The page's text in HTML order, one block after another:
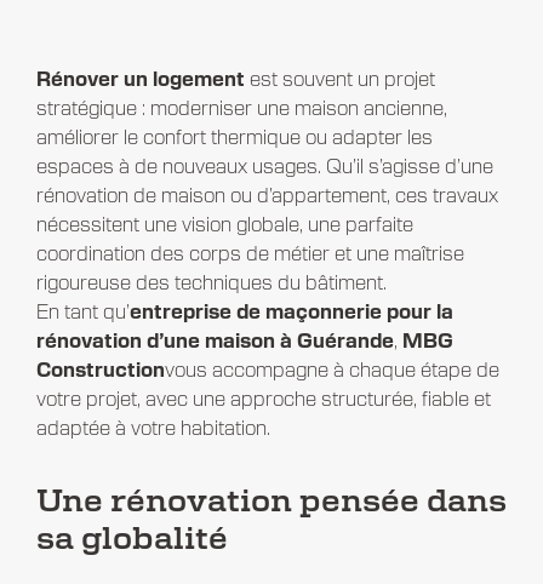
Rénover un logement est souvent un projet
stratégique : moderniser une maison ancienne,
améliorer le confort thermique ou adapter les
espaces à de nouveaux usages. Qu’il s’agisse d’une
rénovation de maison ou d’appartement, ces travaux
nécessitent une vision globale, une parfaite
coordination des corps de métier et une maîtrise
rigoureuse des techniques du bâtiment.
En tant qu’entreprise de maçonnerie pour la
rénovation d’une maison à Guérande, MBG
Constructionvous accompagne à chaque étape de
votre projet, avec une approche structurée, fiable et
adaptée à votre habitation.
Une rénovation pensée dans
sa globalité